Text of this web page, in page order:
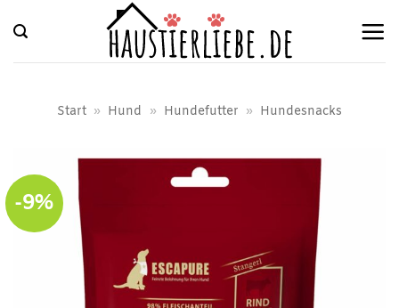
Inhalt
springen
Start » Hund » Hundefutter » Hundesnacks
-9%